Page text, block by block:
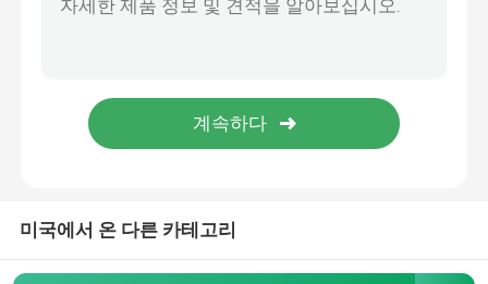
보석 3D 프린터
SLA 3D 수지 프린터
미국에서 온 다른 카테고리